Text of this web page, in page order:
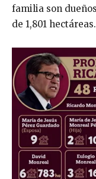
familia son
de 1,801 hectáreas.